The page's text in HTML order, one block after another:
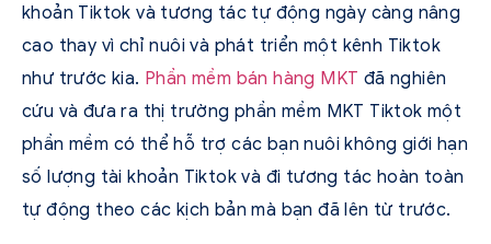
khoản Tiktok và tương tác tự động ngày càng nâng
cao thay vì chỉ nuôi và phát triển một kênh Tiktok
như trước kia. Phần mềm bán hàng MKT đã nghiên
cứu và đưa ra thị trường phần mềm MKT Tiktok một
phần mềm có thể hỗ trợ các bạn nuôi không giới hạn
số lượng tài khoản Tiktok và đi tương tác hoàn toàn
tự động theo các kịch bản mà bạn đã lên từ trước.